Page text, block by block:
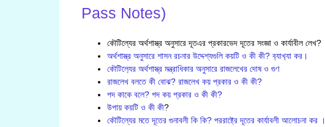
Pass Notes)
কৌটিল্যের অর্থশাস্ত্র অনুসারে দূতএর প্রকারভেদ দূতের সংজ্ঞা ও কার্যাবীল লেখ?
অর্থশাস্ত্র অনুসারে শাসন রচনার উদ্দেশ্যগুলি কয়টি ও কী কী? ব‍্যাখ‍্যা কর।
কৌটিল‍্যের অর্থশাস্ত্র মন্ত্রাধিকার অনুসারে রাজলেখের দোষ ও গুণ
রাজলেখ বলতে কী বোঝ? রাজলেখ কয় প্রকার ও কী কী?
পদ কাকে বলে? পদ কয় প্রকার ও কী কী?
উপায় কয়টি ও কী কী?
কৌটিল্যের মতে দূতের গুনাবলী কি কি? পররাষ্ট্রে দূতের কার্যাবলী আলোচনা কর ।